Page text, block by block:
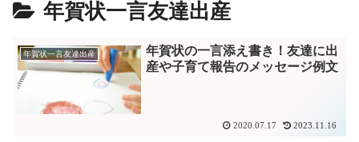
年賀状一言友達出産
年賀状一言友達出産
年賀状の一言添え書き！友達に出
産や子育て報告のメッセージ例文
2020.07.17 2023.11.16